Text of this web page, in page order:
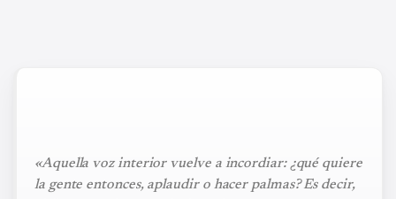
«Aquella voz interior vuelve a incordiar: ¿qué quiere
la gente entonces, aplaudir o hacer palmas? Es decir,